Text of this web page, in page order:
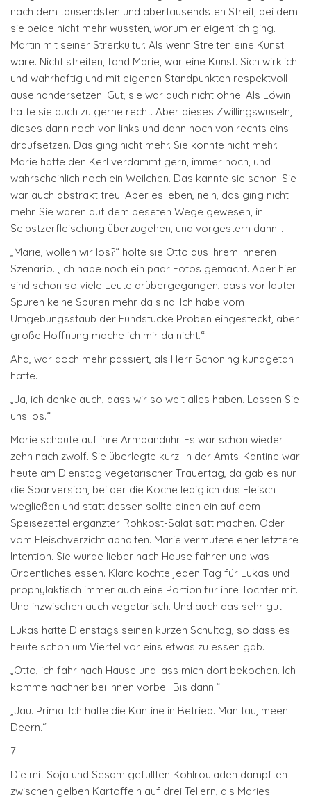
nach dem tausendsten und abertausendsten Streit, bei dem
sie beide nicht mehr wussten, worum er eigentlich ging.
Martin mit seiner Streitkultur. Als wenn Streiten eine Kunst
wäre. Nicht streiten, fand Marie, war eine Kunst. Sich wirklich
und wahrhaftig und mit eigenen Standpunkten respektvoll
auseinandersetzen. Gut, sie war auch nicht ohne. Als Löwin
hatte sie auch zu gerne recht. Aber dieses Zwillingswuseln,
dieses dann noch von links und dann noch von rechts eins
draufsetzen. Das ging nicht mehr. Sie konnte nicht mehr.
Marie hatte den Kerl verdammt gern, immer noch, und
wahrscheinlich noch ein Weilchen. Das kannte sie schon. Sie
war auch abstrakt treu. Aber es leben, nein, das ging nicht
mehr. Sie waren auf dem beseten Wege gewesen, in
Selbstzerfleischung überzugehen, und vorgestern dann…
„Marie, wollen wir los?“ holte sie Otto aus ihrem inneren
Szenario. „Ich habe noch ein paar Fotos gemacht. Aber hier
sind schon so viele Leute drübergegangen, dass vor lauter
Spuren keine Spuren mehr da sind. Ich habe vom
Umgebungsstaub der Fundstücke Proben eingesteckt, aber
große Hoffnung mache ich mir da nicht.“
Aha, war doch mehr passiert, als Herr Schöning kundgetan
hatte.
„Ja, ich denke auch, dass wir so weit alles haben. Lassen Sie
uns los.“
Marie schaute auf ihre Armbanduhr. Es war schon wieder
zehn nach zwölf. Sie überlegte kurz. In der Amts-Kantine war
heute am Dienstag vegetarischer Trauertag, da gab es nur
die Sparversion, bei der die Köche lediglich das Fleisch
wegließen und statt dessen sollte einen ein auf dem
Speisezettel ergänzter Rohkost-Salat satt machen. Oder
vom Fleischverzicht abhalten. Marie vermutete eher letztere
Intention. Sie würde lieber nach Hause fahren und was
Ordentliches essen. Klara kochte jeden Tag für Lukas und
prophylaktisch immer auch eine Portion für ihre Tochter mit.
Und inzwischen auch vegetarisch. Und auch das sehr gut.
Lukas hatte Dienstags seinen kurzen Schultag, so dass es
heute schon um Viertel vor eins etwas zu essen gab.
„Otto, ich fahr nach Hause und lass mich dort bekochen. Ich
komme nachher bei Ihnen vorbei. Bis dann.“
„Jau. Prima. Ich halte die Kantine in Betrieb. Man tau, meen
Deern.“
7
Die mit Soja und Sesam gefüllten Kohlrouladen dampften
zwischen gelben Kartoffeln auf drei Tellern, als Maries